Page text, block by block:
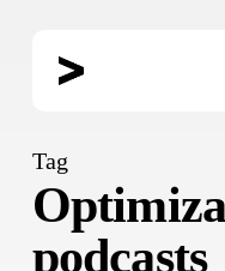
Tag
podcasts